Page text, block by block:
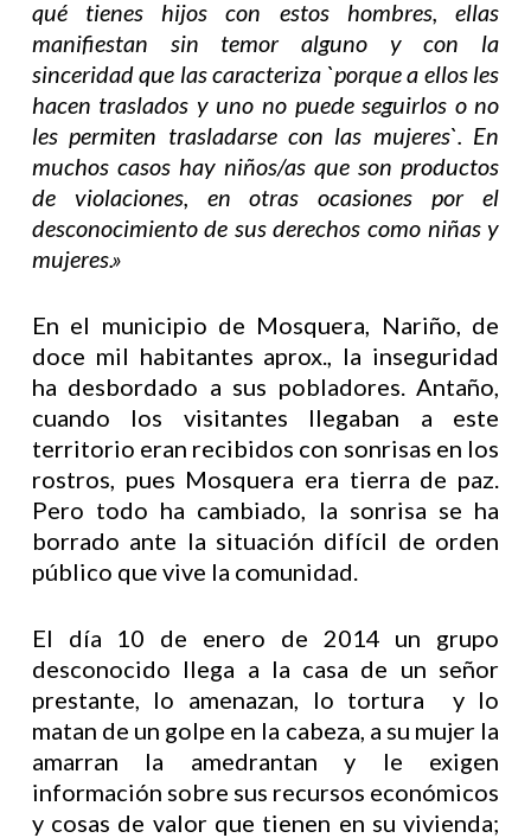
qué tienes hijos con estos hombres, ellas
manifiestan sin temor alguno y con la
sinceridad que las caracteriza `porque a ellos les
hacen traslados y uno no puede seguirlos o no
les permiten trasladarse con las mujeres`. En
muchos casos hay niños/as que son productos
de violaciones, en otras ocasiones por el
desconocimiento de sus derechos como niñas y
mujeres.»
En el municipio de Mosquera, Nariño, de
doce mil habitantes aprox., la inseguridad
ha desbordado a sus pobladores. Antaño,
cuando los visitantes llegaban a este
territorio eran recibidos con sonrisas en los
rostros, pues Mosquera era tierra de paz.
Pero todo ha cambiado, la sonrisa se ha
borrado ante la situación difícil de orden
público que vive la comunidad.
El día 10 de enero de 2014 un grupo
desconocido llega a la casa de un señor
prestante, lo amenazan, lo tortura y lo
matan de un golpe en la cabeza, a su mujer la
amarran la amedrantan y le exigen
información sobre sus recursos económicos
y cosas de valor que tienen en su vivienda;